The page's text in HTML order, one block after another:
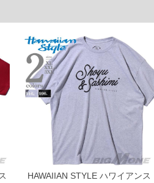
上げ無料対象商品は1本につき税込6,000円以
有料（500円+税）となります。）
く場合がございます。
なりますので、予めご了承下さい。
います。(例：裾にファスナーや調節ひもが付
る等)
ざいます。また、お客様がご使用の環境（コ
味が若干異なる場合がございます。予めご了承
にご迷惑をお掛けしてしまう場合がございま
HAWAIIAN STYLE ハワイアンス